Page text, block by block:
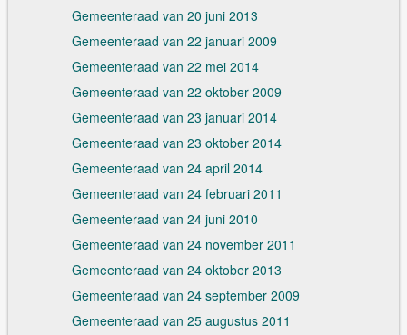
Gemeenteraad van 20 juni 2013
Gemeenteraad van 22 januari 2009
Gemeenteraad van 22 mei 2014
Gemeenteraad van 22 oktober 2009
Gemeenteraad van 23 januari 2014
Gemeenteraad van 23 oktober 2014
Gemeenteraad van 24 april 2014
Gemeenteraad van 24 februari 2011
Gemeenteraad van 24 juni 2010
Gemeenteraad van 24 november 2011
Gemeenteraad van 24 oktober 2013
Gemeenteraad van 24 september 2009
Gemeenteraad van 25 augustus 2011